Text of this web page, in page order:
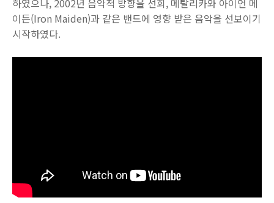
하였으나, 2002년 음악적 방향을 선회, 메탈리카와 아이언 메
이든(Iron Maiden)과 같은 밴드에 영향 받은 음악을 선보이기
시작하였다.